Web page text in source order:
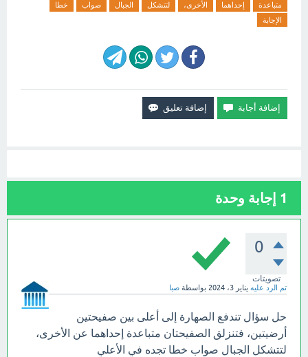
متباعدة إحداهما الأخرى، لتتشكل الجبال صواب
خطا
الإجابة
1 إجابة وحدة
0
تصويتات
تم الرد عليه يناير 3، 2024 بواسطة صبا
حل سؤال تندفع الصهارة إلى أعلى بين صفيحتين
أرضيتين، فتنزلق الصفيحتان متباعدة إحداهما عن الأخرى،
لتتشكل الجبال صواب خطا تجده في الأعلي